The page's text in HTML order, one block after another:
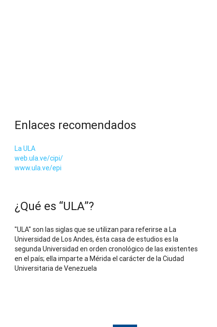
Enlaces recomendados
La ULA
web.ula.ve/cipi/
www.ula.ve/epi
¿Qué es “ULA”?
"ULA" son las siglas que se utilizan para referirse a La
Universidad de Los Andes, ésta casa de estudios es la
segunda Universidad en orden cronológico de las existentes
en el país; ella imparte a Mérida el carácter de la Ciudad
Universitaria de Venezuela